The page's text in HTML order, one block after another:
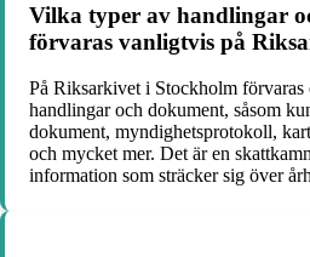
Vilka typer av handlingar
förvaras vanligtvis på
På Riksarkivet i Stockholm
handlingar och dokument, såsom
dokument, myndighetsprotokoll,
och mycket mer. Det är en
information som sträcker sig över